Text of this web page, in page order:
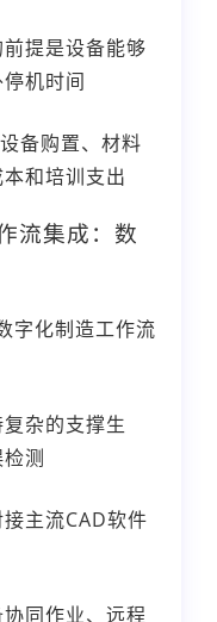
提是设备能够
机时间
备购置、材料
和培训支出
流集成：数
字化制造工作流
杂的支撑生
测
主流CAD软件
同作业、远程